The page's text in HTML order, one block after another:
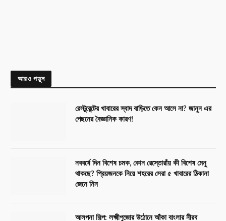
আরও পড়ুন
রেস্টুরেন্টের খাবারের স্বাদ বাড়িতে কেন আসে না? জানুন এর
পেছনের বৈজ্ঞানিক কারণ!
নববর্ষে দিন বিশেষ চমক, কোন রেস্তোরাঁয় কী বিশেষ মেনু
থাকছে? প্রিয়জনকে নিয়ে শহরের সেরা ৫ খাবারের ঠিকানা
জেনে নিন
আলপনা শিল্প: লক্ষ্মীপুজোর উঠোনে আঁকা বাংলার নীরব